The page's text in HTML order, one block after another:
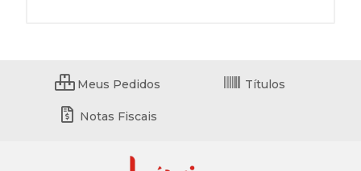
Meus Pedidos Títulos
Notas Fiscais